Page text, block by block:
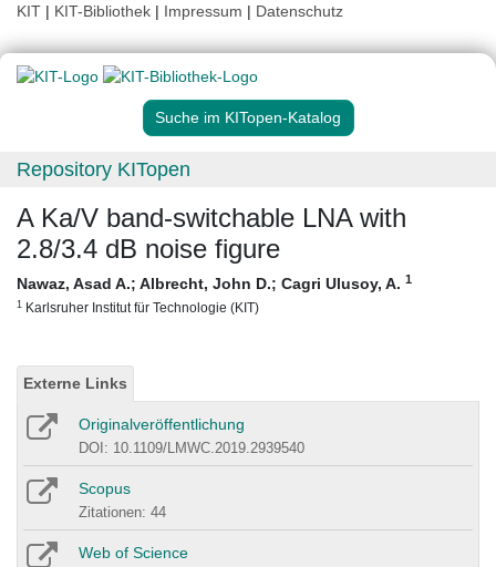
KIT | KIT-Bibliothek | Impressum | Datenschutz
Suche im KITopen-Katalog
Repository KITopen
A Ka/V band-switchable LNA with
2.8/3.4 dB noise figure
Nawaz, Asad A.; Albrecht, John D.; Cagri Ulusoy, A. 1
1 Karlsruher Institut für Technologie (KIT)
Externe Links
Originalveröffentlichung
DOI: 10.1109/LMWC.2019.2939540
Scopus
Zitationen: 44
Web of Science